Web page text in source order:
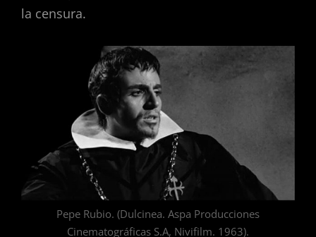
la censura.
Pepe Rubio. (Dulcinea. Aspa Producciones
Cinematográficas S.A, Nivifilm. 1963).